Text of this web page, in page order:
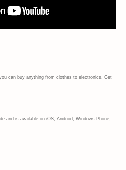
can buy anything from clothes to electronics. Get
and is available on iOS, Android, Windows Phone,